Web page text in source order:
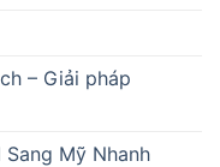
– Giải pháp
Mỹ Nhanh